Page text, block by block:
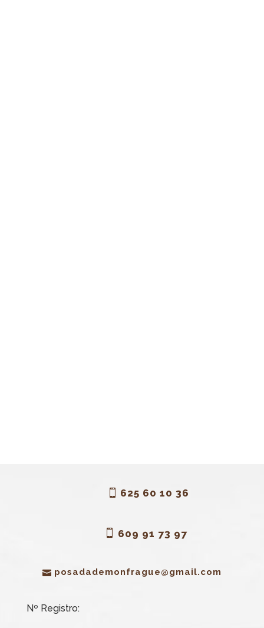
625 60 10 36
609 91 73 97
posadademonfrague@gmail.com
Nº Registro: